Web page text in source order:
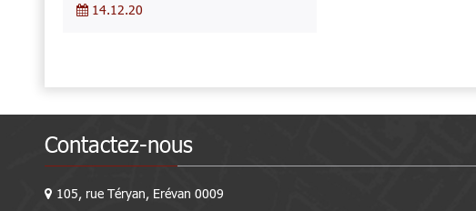
14.12.20
Contactez-nous
105, rue Téryan, Erévan 0009